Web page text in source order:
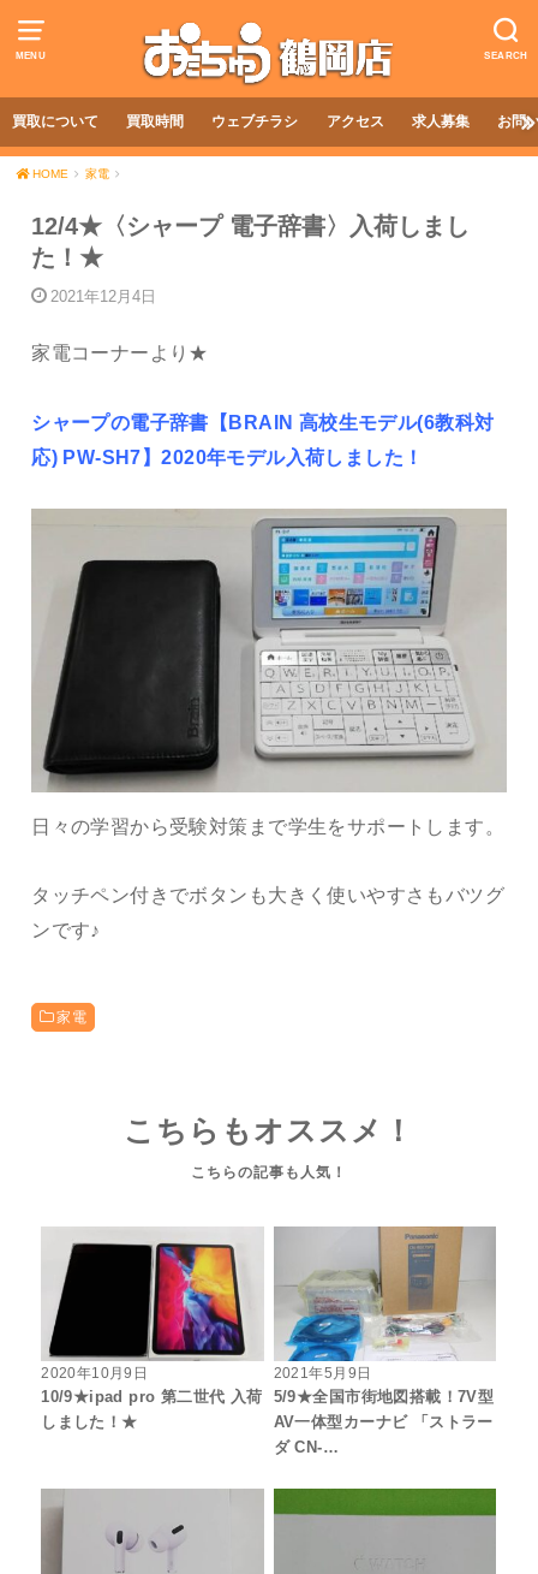
MENU SEARCH
買取について 買取時間 ウェブチラシ アクセス 求人募集 お問
HOME 家電
12/4★〈シャープ 電子辞書〉入荷しまし
た！★
2021年12月4日
家電コーナーより★
シャープの電子辞書【BRAIN 高校生モデル(6教科対
応) PW-SH7】2020年モデル入荷しました！
日々の学習から受験対策まで学生をサポートします。
タッチペン付きでボタンも大きく使いやすさもバツグ
ンです♪
家電
こちらもオススメ！
2020年10月9日
10/9★ipad pro 第二世代 入荷
しました！★
2021年5月9日
5/9★全国市街地図搭載！7V型
AV一体型カーナビ 「ストラー
ダ CN-…